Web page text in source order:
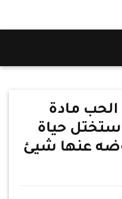
مادة
حياة
عنها شيئ